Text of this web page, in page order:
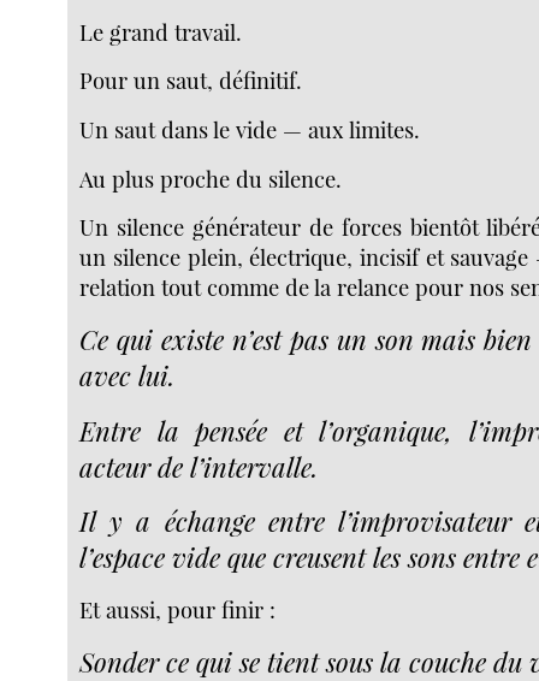
Le grand travail.
Pour un saut, définitif.
Un saut dans le vide — aux limites.
Au plus proche du silence.
Un silence générateur de forces bientôt
un silence plein, électrique, incisif et
relation tout comme de la relance pour nos
Ce qui existe n’est pas un son mais
avec lui.
Entre la pensée et l’organique,
acteur de l’intervalle.
Il y a échange entre l’improvisateur
l’espace vide que creusent les sons entre
Et aussi, pour finir :
Sonder ce qui se tient sous la couche du